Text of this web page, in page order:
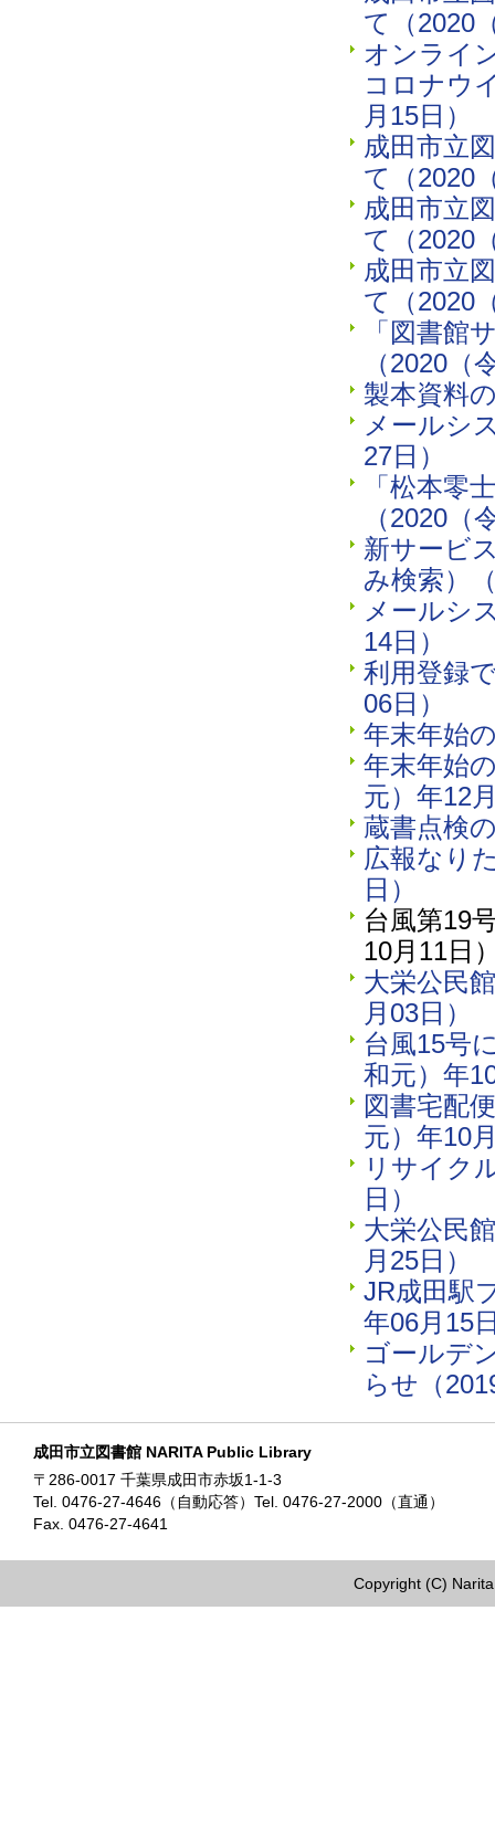
て（2020
オンライ
コロナウ
月15日）
成田市立
て（2020
成田市立
て（2020
成田市立
て（2020
「図書館
（2020（
製本資料
メールシ
27日）
「松本零
（2020（
新サービ
み検索）
メールシ
14日）
利用登録
06日）
年末年始
年末年始
元）年12
蔵書点検
広報なり
日）
台風第19
10月11日
大栄公民
月03日）
台風15号
和元）年
図書宅配
元）年10
リサイク
日）
大栄公民
月25日）
JR成田駅
年06月15
ゴールデ
らせ（
成田市立図書館 NARITA Public Library
〒286-0017 千葉県成田市赤坂1-1-3
Tel. 0476-27-4646（自動応答）Tel. 0476-27-2000（直通）
Fax. 0476-27-4641
Copyright (C)